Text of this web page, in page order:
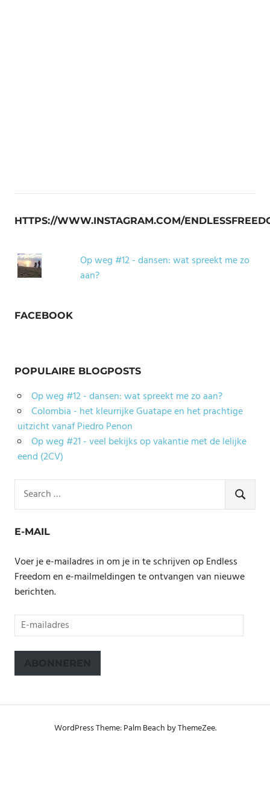
HTTPS://WWW.INSTAGRAM.COM/
Op weg #12 - dansen: wat spreekt me zo
aan?
FACEBOOK
POPULAIRE BLOGPOSTS
Op weg #12 - dansen: wat spreekt me zo aan?
Colombia - het kleurrijke Guatape en het prachtige
uitzicht vanaf Piedro Penon
Op weg #21 - veel bekijks op vakantie met de lelijke
eend (2CV)
for:
SEARCH
E-MAIL
Voer je e-mailadres in om je in te schrijven op Endless
Freedom en e-mailmeldingen te ontvangen van nieuwe
berichten.
E-
mailadres
ABONNEREN
WordPress Theme: Palm Beach by ThemeZee.